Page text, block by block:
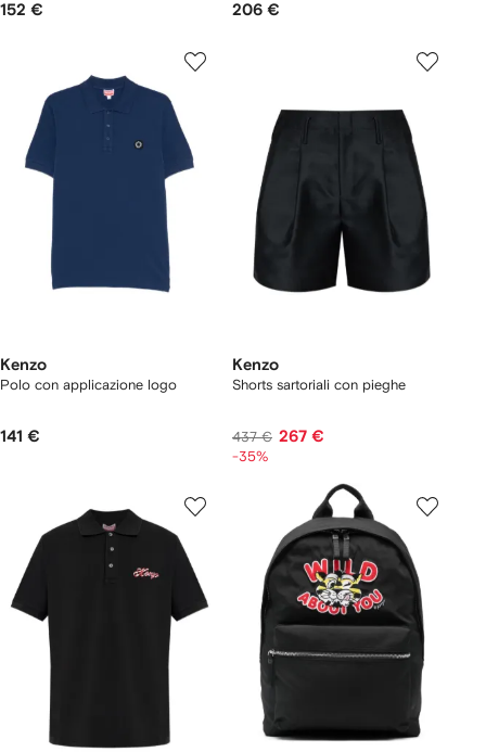
152 € 206 €
Kenzo
Polo con applicazione logo
141 €
Kenzo
Shorts sartoriali con pieghe
437 € 267 €
-35%